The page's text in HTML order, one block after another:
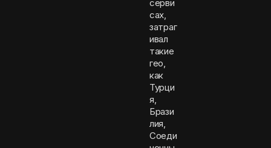
серви
сах,
затраг
ивал
такие
гео,
как
Турци
я,
Брази
лия,
Соеди